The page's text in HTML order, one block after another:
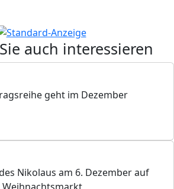
auch interessieren
geht im Dezember
Nikolaus am 6. Dezember auf